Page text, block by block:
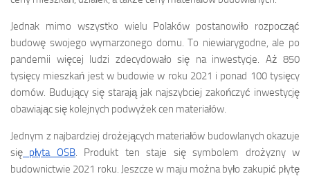
Jednak mimo wszystko wielu Polaków postanowiło rozpocząć
budowę swojego wymarzonego domu. To niewiarygodne, ale po
pandemii więcej ludzi zdecydowało się na inwestycje. Aż 850
tysięcy mieszkań jest w budowie w roku 2021 i ponad 100 tysięcy
domów. Budujący się starają jak najszybciej zakończyć inwestycję
obawiając się kolejnych podwyżek cen materiałów.
Jednym z najbardziej drożejących materiałów budowlanych okazuje
się płyta OSB. Produkt ten staje się symbolem drożyzny w
budownictwie 2021 roku. Jeszcze w maju można było zakupić płytę